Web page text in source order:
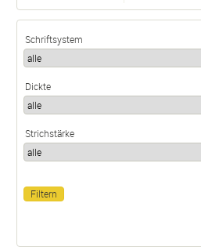
Schriftsystem
Dickte
Strichstärke